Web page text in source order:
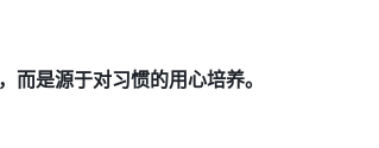
而是源于对习惯的用心培养。